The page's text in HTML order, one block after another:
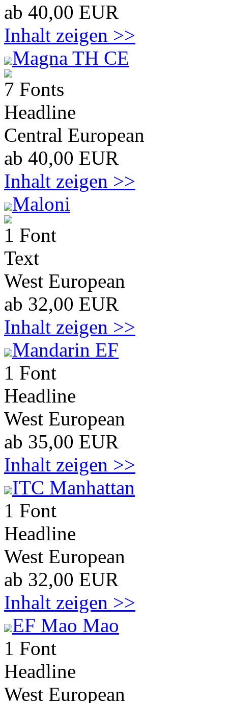
ab 40,00 EUR
Inhalt zeigen >>
Magna TH CE
7 Fonts
Headline
Central European
ab 40,00 EUR
Inhalt zeigen >>
Maloni
1 Font
Text
West European
ab 32,00 EUR
Inhalt zeigen >>
Mandarin EF
1 Font
Headline
West European
ab 35,00 EUR
Inhalt zeigen >>
ITC Manhattan
1 Font
Headline
West European
ab 32,00 EUR
Inhalt zeigen >>
EF Mao Mao
1 Font
Headline
West European